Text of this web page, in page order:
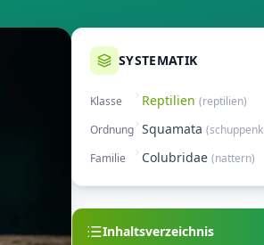
SYSTEMATIK
Klasse Reptilien (reptilien)
Ordnung Squamata (
Familie
Colubridae (nattern)
Inhaltsverzeichnis